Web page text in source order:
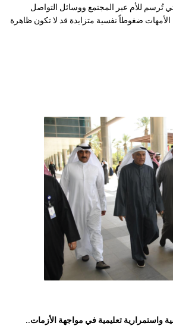
تُرسم للأم عبر المجتمع ووسائل التواصل
ضغوطاً نفسية متزايدة قد لا تكون ظاهرة
واستمرارية تعليمية في مواجهة الأزمات..